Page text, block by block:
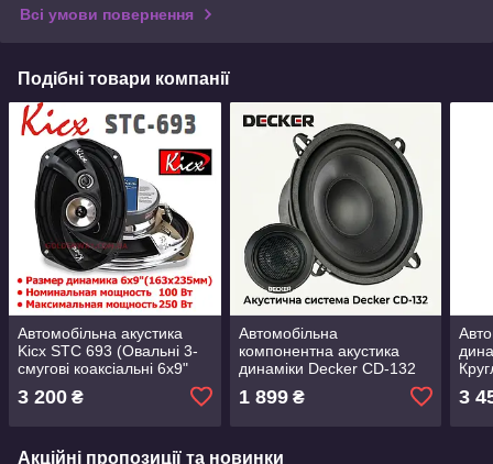
Всі умови повернення
Подібні товари компанії
Автомобільна акустика
Kicx STC 693 (Овальні 3-
смугові коаксіальні 6x9"
(163x235мм), комплект 2
штуки)
3 200 ₴
Автомобільна
компонентна акустика
динаміки Decker CD-132
компоненти 5.25" 130 мм
1 899₴
165
3
Акційні пропозиції та новинки